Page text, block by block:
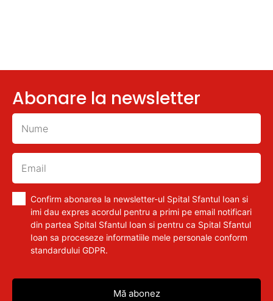
Abonare la newsletter
Confirm abonarea la newsletter-ul Spital Sfantul Ioan si
imi dau expres acordul pentru a primi pe email notificari
din partea Spital Sfantul Ioan si pentru ca Spital Sfantul
Ioan sa proceseze informatiile mele personale conform
standardului GDPR.